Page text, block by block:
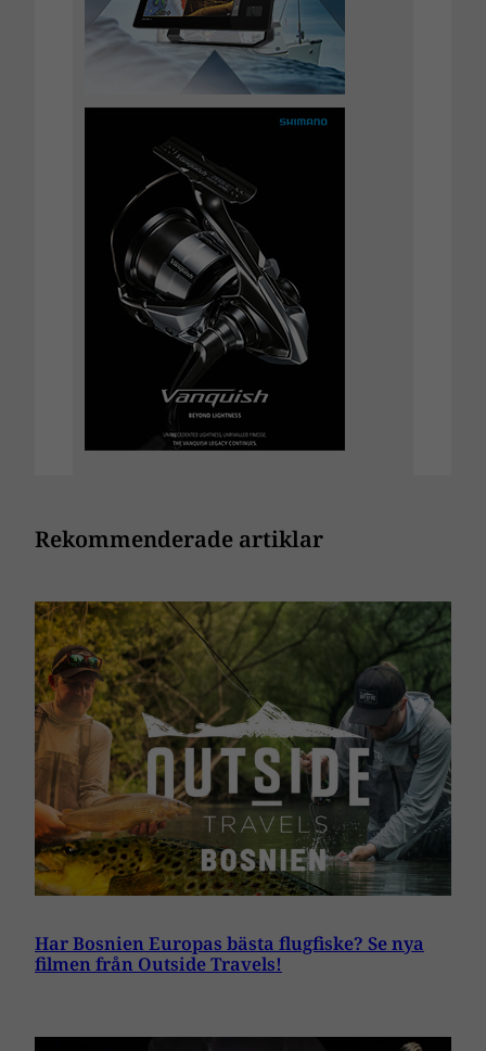
Rekommenderade artiklar
Har Bosnien Europas bästa flugfiske? Se nya
filmen från Outside Travels!